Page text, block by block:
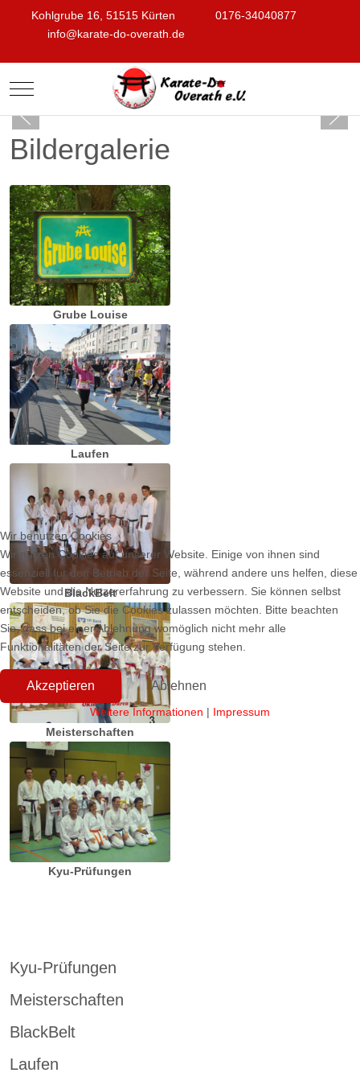
Kohlgrube 16, 51515 Kürten
0176-34040877
info@karate-do-overath.de
Mobile Menu Toggle
Bildergalerie
Grube Louise
Laufen
BlackBelt
Meisterschaften
Kyu-Prüfungen
Kyu-Prüfungen
Meisterschaften
BlackBelt
Laufen
Wir benutzen Cookies
Wir nutzen Cookies auf unserer Website. Einige von ihnen sind
essenziell für den Betrieb der Seite, während andere uns helfen, diese
Website und die Nutzererfahrung zu verbessern. Sie können selbst
entscheiden, ob Sie die Cookies zulassen möchten. Bitte beachten
Sie, dass bei einer Ablehnung womöglich nicht mehr alle
Funktionalitäten der Seite zur Verfügung stehen.
Akzeptieren Ablehnen
Weitere Informationen | Impressum